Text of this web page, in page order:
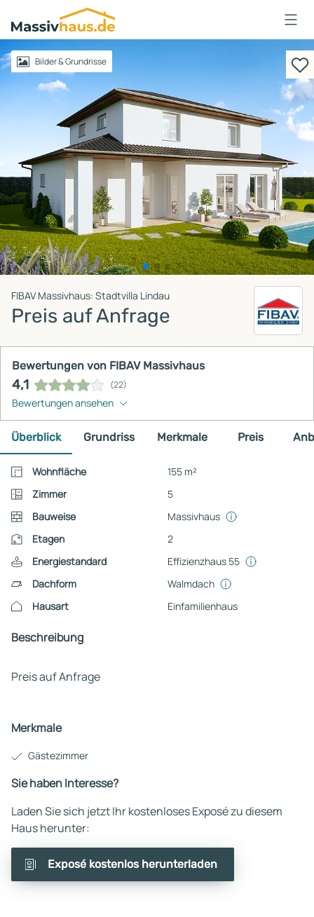
Massivhaus
Logo
AnmeldenBilder & Grundrisse
FIBAV Massivhaus: Stadtvilla Lindau
Preis auf Anfrage
Bewertungen von FIBAV Massivhaus
4,1 (22)
Bewertungen ansehen
Überblick Grundriss Merkmale Preis
Wohnfläche
155 m²
Zimmer
5
Bauweise
Massivhaus
Etagen
2
Energiestandard
Effizienzhaus 55
Dachform
Walmdach
Hausart
Einfamilienhaus
Beschreibung
Preis auf Anfrage
Merkmale
Gästezimmer
Sie haben Interesse?
Laden Sie sich jetzt Ihr kostenloses Exposé zu diesem
Haus herunter:
Exposé kostenlos herunterladen